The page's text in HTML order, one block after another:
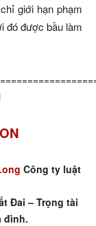
giới hạn phạm
đó được bầu làm
Công ty luật
Đai – Trọng tài
đình.